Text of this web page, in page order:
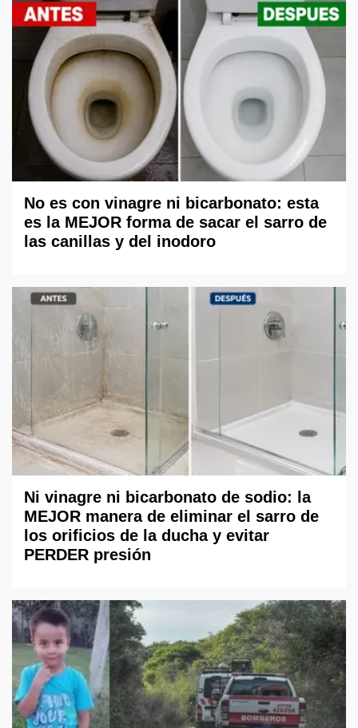
No es con vinagre ni bicarbonato: esta
es la MEJOR forma de sacar el sarro de
las canillas y del inodoro
Ni vinagre ni bicarbonato de sodio: la
MEJOR manera de eliminar el sarro de
los orificios de la ducha y evitar
PERDER presión